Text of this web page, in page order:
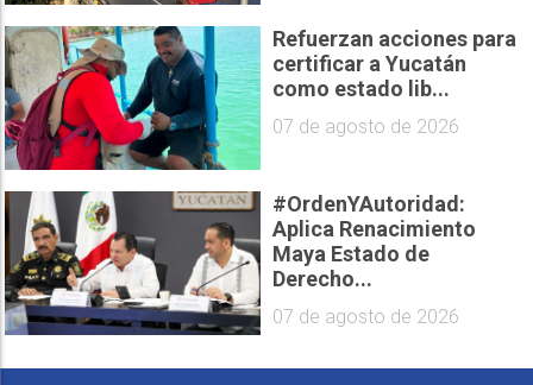
Refuerzan acciones para
certificar a Yucatán
como estado lib...
07 de agosto de 2026
#OrdenYAutoridad:
Aplica Renacimiento
Maya Estado de
Derecho...
07 de agosto de 2026